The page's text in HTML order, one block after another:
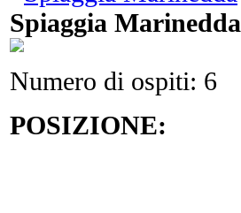
Spiaggia Marinedda
Numero di ospiti: 6
POSIZIONE: